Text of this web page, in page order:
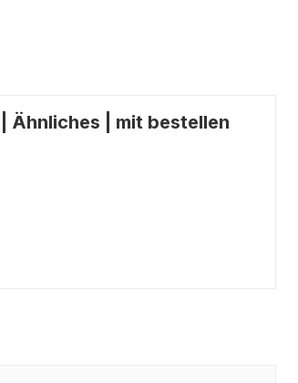
Ähnliches | mit bestellen